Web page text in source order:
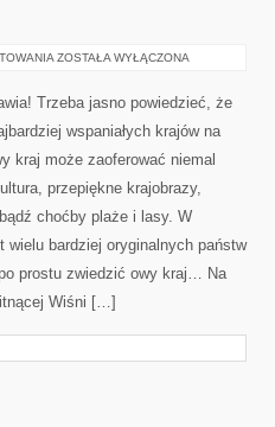
WAKACJE
ZOSTAŁA WYŁĄCZONA
Trzeba jasno powiedzieć, że
wspaniałych krajów na
kraj może zaoferować niemal
przepiękne krajobrazy,
choćby plaże i lasy. W
wielu bardziej oryginalnych państw
prostu zwiedzić owy kraj… Na
Wiśni […]